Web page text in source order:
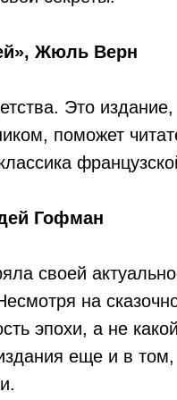
Жюль Верн
Это
поможет
Гофман
своей
на
эпохи, а не
еще и в том,